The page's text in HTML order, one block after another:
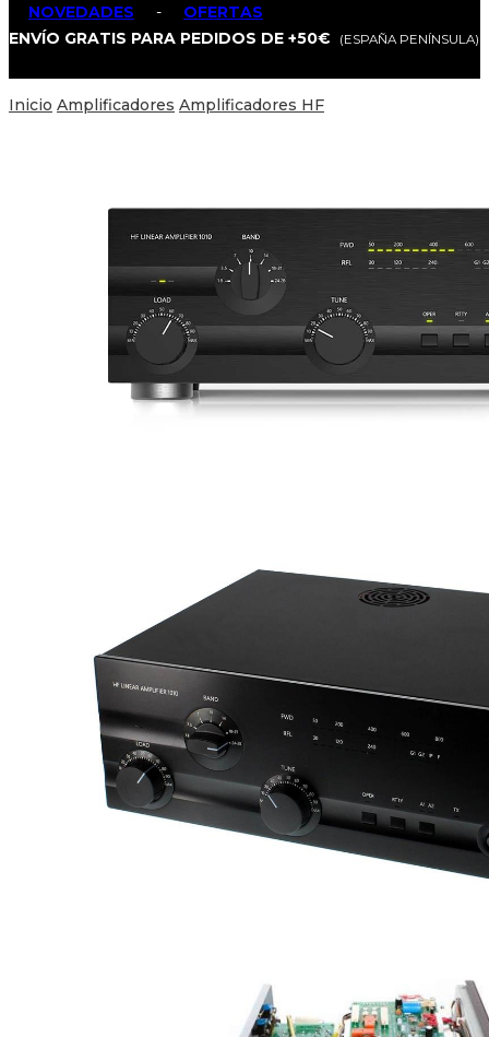
NOVEDADES - OFERTAS
ENVÍO GRATIS PARA PEDIDOS DE +50€
(ESPAÑA PENÍNSULA)
Inicio Amplificadores Amplificadores HF